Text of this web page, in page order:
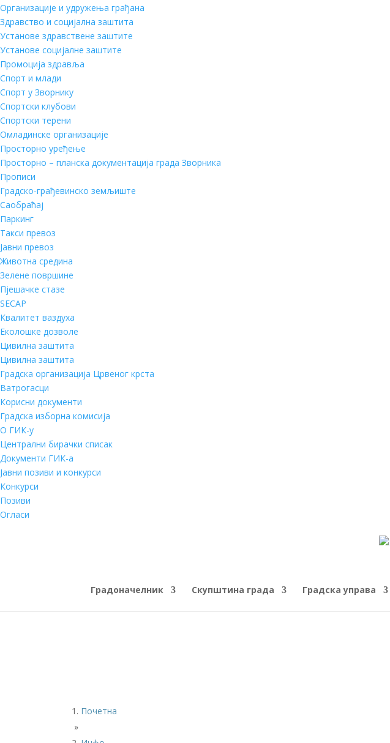
Организације и удружења грађана
Здравство и социјална заштита
Установе здравствене заштите
Установе социјалне заштите
Промоција здравља
Спорт и млади
Спорт у Зворнику
Спортски клубови
Спортски терени
Омладинске организације
Просторно уређење
Просторно – планска документација града Зворника
Прописи
Градско-грађевинско земљиште
Саобраћај
Паркинг
Такси превоз
Јавни превоз
Животна средина
Зелене површине
Пјешачке стазе
SECAP
Квалитет ваздуха
Еколошке дозволе
Цивилна заштита
Цивилна заштита
Градска организација Црвеног крста
Ватрогасци
Корисни документи
Градска изборна комисија
О ГИК-у
Централни бирачки списак
Документи ГИК-а
Јавни позиви и конкурси
Конкурси
Позиви
Огласи
Градоначелник Скупштина града Градска управа
Почетна
»